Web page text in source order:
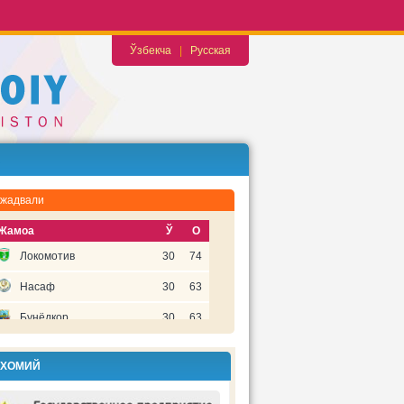
Ўзбекча Русская
Ў
О
Локомотив 30 74
Насаф 30 63
Бунёдкор 30 63
Бухоро 30 58
Пахтакор 30 52